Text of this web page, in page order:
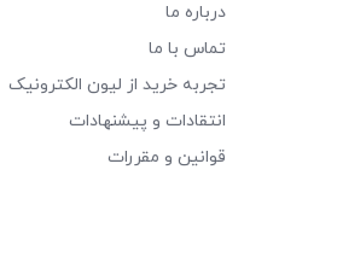
درباره ما
تماس با ما
تجربه خرید از لیون الکترونیک
انتقادات و پیشنهادات
قوانین و مقررات